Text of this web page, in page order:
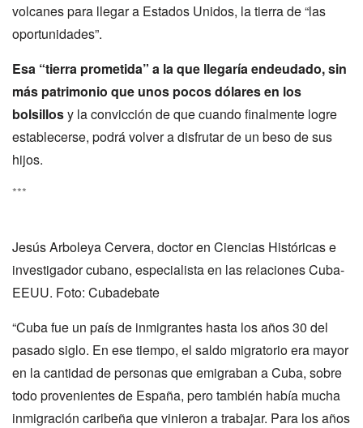
volcanes para llegar a Estados Unidos, la tierra de “las
oportunidades”.
Esa “tierra prometida” a la que llegaría endeudado, sin
más patrimonio que unos pocos dólares en los
bolsillosy la convicción de que cuando finalmente logre
establecerse, podrá volver a disfrutar de un beso de sus
hijos.
***
Jesús Arboleya Cervera, doctor en Ciencias Históricas e
investigador cubano, especialista en las relaciones Cuba-
EEUU. Foto: Cubadebate
“Cuba fue un país de inmigrantes hasta los años 30 del
pasado siglo. En ese tiempo, el saldo migratorio era mayor
en la cantidad de personas que emigraban a Cuba, sobre
todo provenientes de España, pero también había mucha
inmigración caribeña que vinieron a trabajar. Para los años